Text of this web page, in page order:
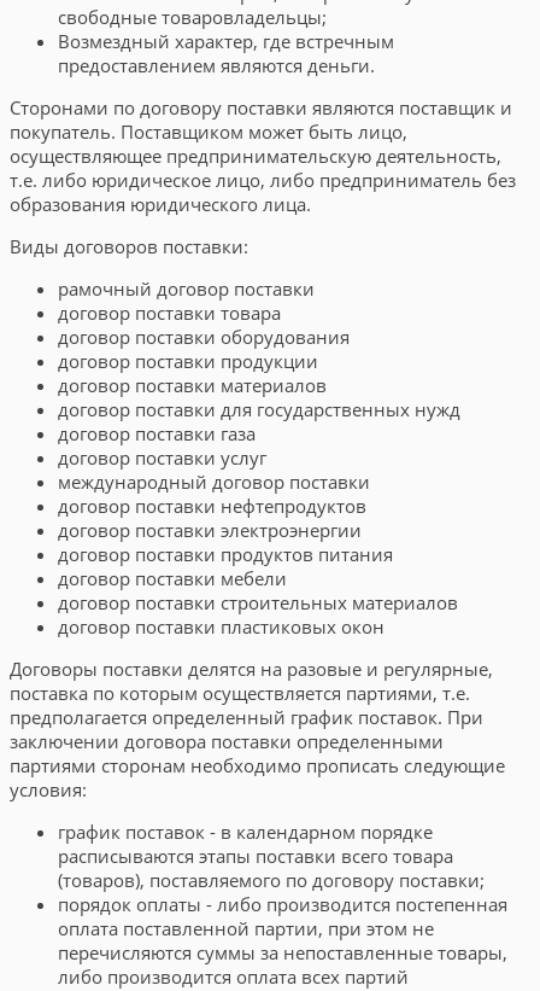
свободные товаровладельцы;
Возмездный характер, где встречным
предоставлением являются деньги.
Сторонами по договору поставки являются поставщик и
покупатель. Поставщиком может быть лицо,
осуществляющее предпринимательскую деятельность,
т.е. либо юридическое лицо, либо предприниматель без
образования юридического лица.
Виды договоров поставки:
рамочный договор поставки
договор поставки товара
договор поставки оборудования
договор поставки продукции
договор поставки материалов
договор поставки для государственных нужд
договор поставки газа
договор поставки услуг
международный договор поставки
договор поставки нефтепродуктов
договор поставки электроэнергии
договор поставки продуктов питания
договор поставки мебели
договор поставки строительных материалов
договор поставки пластиковых окон
Договоры поставки делятся на разовые и регулярные,
поставка по которым осуществляется партиями, т.е.
предполагается определенный график поставок. При
заключении договора поставки определенными
партиями сторонам необходимо прописать следующие
условия:
график поставок - в календарном порядке
расписываются этапы поставки всего товара
(товаров), поставляемого по договору поставки;
порядок оплаты - либо производится постепенная
оплата поставленной партии, при этом не
перечисляются суммы за непоставленные товары,
либо производится оплата всех партий